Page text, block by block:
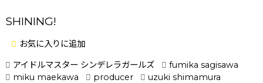
SHINING!
お気に入りに追加
アイドルマスター シンデレラガールズ
fumika sagisawa
miku maekawa
producer
uzuki shimamura